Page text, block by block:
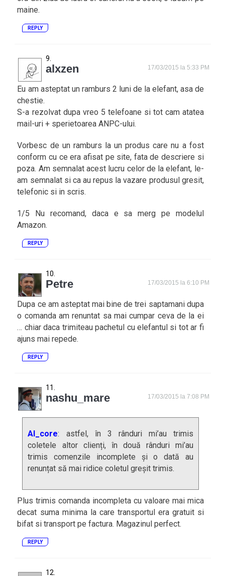
maine.
REPLY
alxzen 17/03/2015 la 5:33 PM
Eu am asteptat un ramburs 2 luni de la elefant, asa de
chestie.
S-a rezolvat dupa vreo 5 telefoane si tot cam atatea
mail-uri + sperietoarea ANPC-ului.
Vorbesc de un ramburs la un produs care nu a fost
conform cu ce era afisat pe site, fata de descriere si
poza. Am semnalat acest lucru celor de la elefant, le-
am semnalat si ca au repus la vazare produsul gresit,
telefonic si in scris.
1/5 Nu recomand, daca e sa merg pe modelul
Amazon.
REPLY
Petre 17/03/2015 la 6:10 PM
Dupa ce am asteptat mai bine de trei saptamani dupa
o comanda am renuntat sa mai cumpar ceva de la ei
… chiar daca trimiteau pachetul cu elefantul si tot ar fi
ajuns mai repede.
REPLY
nashu_mare 17/03/2015 la 7:08 PM
AI_core: astfel, în 3 rânduri mi’au trimis
coletele altor clienți, în două rânduri mi’au
trimis comenzile incomplete și o dată au
renunțat să mai ridice coletul greșit trimis.
Plus trimis comanda incompleta cu valoare mai mica
decat suma minima la care transportul era gratuit si
bifat si transport pe factura. Magazinul perfect.
REPLY